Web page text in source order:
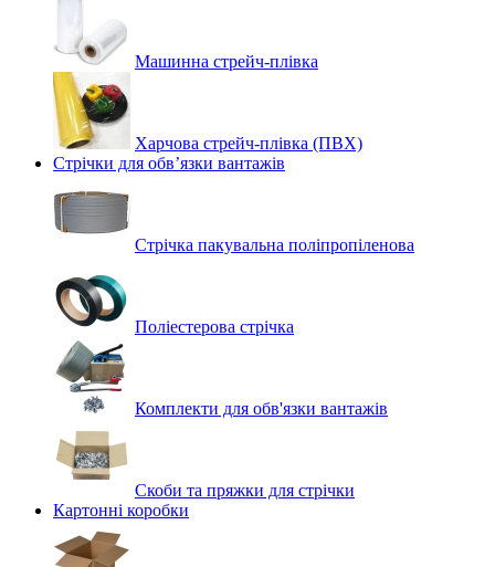
Машинна стрейч‑плівка
Харчова стрейч-плівка (ПВХ)
Стрічки для обв’язки вантажів
Стрічка пакувальна поліпропіленова
Поліестерова стрічка
Комплекти для обв'язки вантажів
Скоби та пряжки для стрічки
Картонні коробки